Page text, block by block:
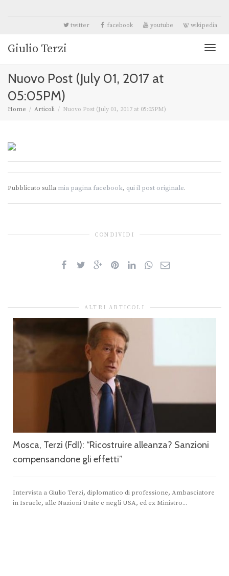
twitter facebook youtube wikipedia
Giulio Terzi
Nuovo Post (July 01, 2017 at
05:05PM)
Home Articoli Nuovo Post (July 01, 2017 at 05:05PM)
Pubblicato sulla mia pagina facebook, qui il post originale.
CONDIVIDI
ALTRI ARTICOLI
Mosca, Terzi (FdI): “Ricostruire alleanza? Sanzioni
compensandone gli effetti”
Intervista a Giulio Terzi, diplomatico di professione, Ambasciatore
in Israele, alle Nazioni Unite e negli USA, ed ex Ministro...